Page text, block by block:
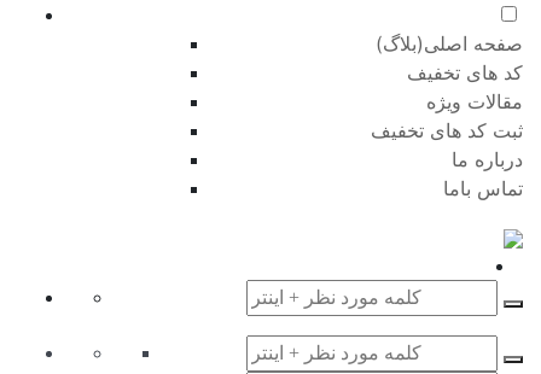
صفحه اصلی(بلاگ)
کد های تخفیف
مقالات ویژه
ثبت کد های تخفیف
درباره ما
تماس باما